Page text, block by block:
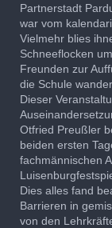
Partnerstadt
war vom
Vielmehr blies
Schneeflocken
Freunden zur
die Schule
Dieser
Otfried Preußler
beiden ersten
fachmännischen
Dies alles fand
Barrieren in
von den